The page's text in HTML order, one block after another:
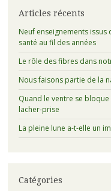
Articles récents
Neuf enseignements
santé au fil des années
Le rôle des fibres dans
Nous faisons partie de la
Quand le ventre se
lacher-prise
La pleine lune a-t-elle un
Catégories